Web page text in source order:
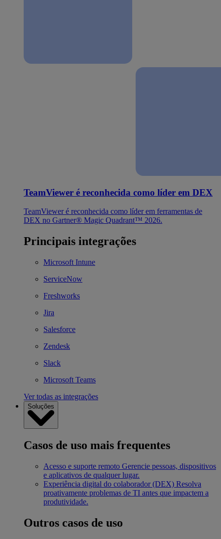
TeamViewer é reconhecida como líder em DEX
TeamViewer é reconhecida como líder em ferramentas de
DEX no Gartner® Magic Quadrant™ 2026.
Principais integrações
Microsoft Intune
ServiceNow
Freshworks
Jira
Salesforce
Zendesk
Slack
Microsoft Teams
Ver todas as integrações
Soluções
Casos de uso mais frequentes
Acesso e suporte remoto Gerencie pessoas, dispositivos
e aplicativos de qualquer lugar.
Experiência digital do colaborador (DEX) Resolva
proativamente problemas de TI antes que impactem a
produtividade.
Outros casos de uso